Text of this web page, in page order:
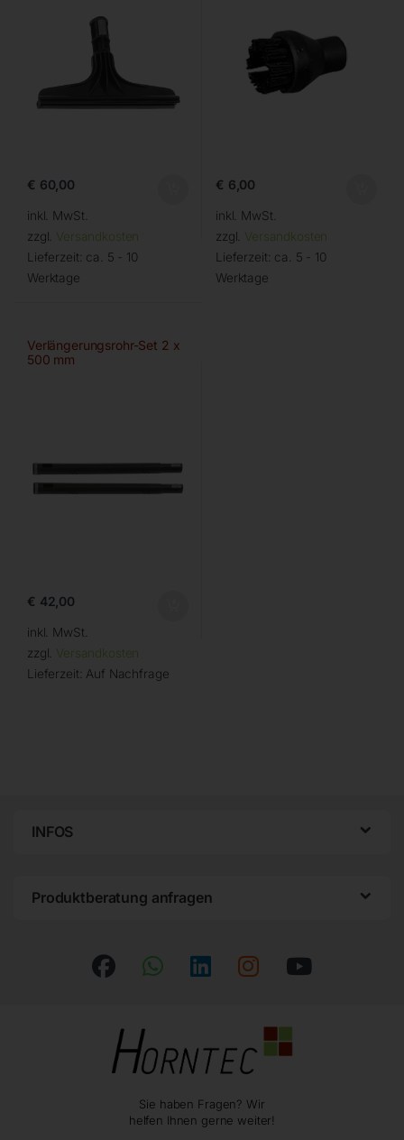
€ 60,00
inkl. MwSt.
zzgl. Versandkosten
Lieferzeit: ca. 5 - 10
Werktage
€ 6,00
inkl. MwSt.
zzgl. Versandkosten
Lieferzeit: ca. 5 - 10
Werktage
Verlängerungsrohr-Set 2 x
500 mm
€ 42,00
inkl. MwSt.
zzgl. Versandkosten
Lieferzeit: Auf Nachfrage
INFOS
Produktberatung anfragen
Sie haben Fragen? Wir
helfen Ihnen gerne weiter!